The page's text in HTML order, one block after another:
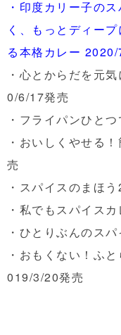
・ 印度カリー子の
く、もっとディー
る本格カレー
・ 心とからだを元
0/6/17発売
・ フライパンひと
・ おいしくやせる
売
・ スパイスのまほ
・ 私でもスパイス
・ ひとりぶんのス
・ おもくない！ふ
019/3/20発売